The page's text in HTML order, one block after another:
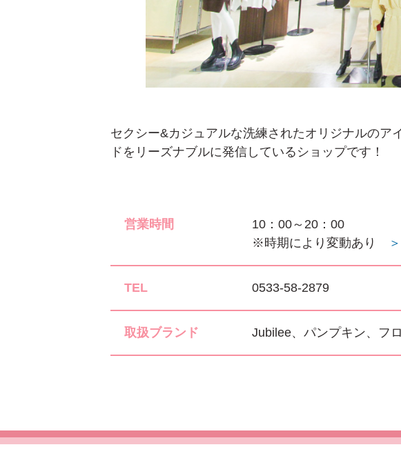
セクシー&カジュアルな洗練されたオリジナルの
ドをリーズナブルに発信しているショップです！
営業時間
10：00～20：00
※時期により変動あり
TEL 0533-58-2879
取扱ブランド Jubilee、パンプキン、フ